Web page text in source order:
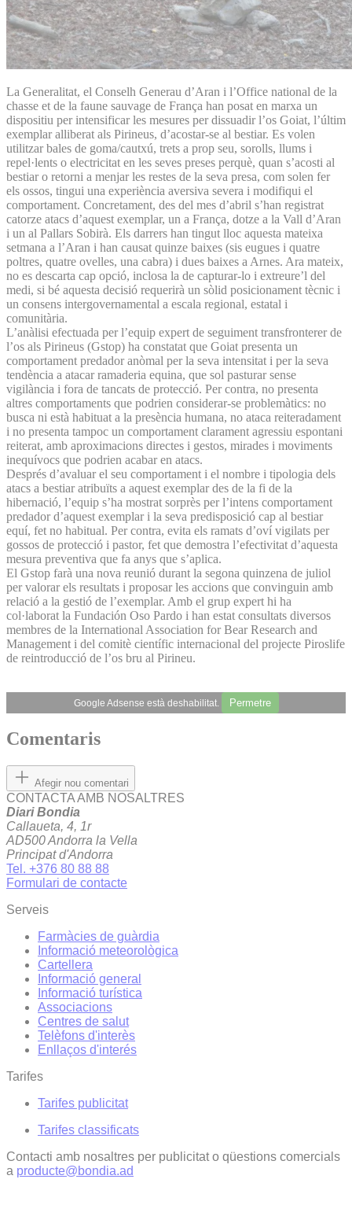
La Generalitat, el Conselh Generau d’Aran i l’Office national de la
chasse et de la faune sauvage de França han posat en marxa un
dispositiu per intensificar les mesures per dissuadir l’os Goiat, l’últim
exemplar alliberat als Pirineus, d’acostar-se al bestiar. Es volen
utilitzar bales de goma/cautxú, trets a prop seu, sorolls, llums i
repel·lents o electricitat en les seves preses perquè, quan s’acosti al
bestiar o retorni a menjar les restes de la seva presa, com solen fer
els ossos, tingui una experiència aversiva severa i modifiqui el
comportament. Concretament, des del mes d’abril s’han registrat
catorze atacs d’aquest exemplar, un a França, dotze a la Vall d’Aran
i un al Pallars Sobirà. Els darrers han tingut lloc aquesta mateixa
setmana a l’Aran i han causat quinze baixes (sis eugues i quatre
poltres, quatre ovelles, una cabra) i dues baixes a Arnes. Ara mateix,
no es descarta cap opció, inclosa la de capturar-lo i extreure’l del
medi, si bé aquesta decisió requerirà un sòlid posicionament tècnic i
un consens intergovernamental a escala regional, estatal i
comunitària.
L’anàlisi efectuada per l’equip expert de seguiment transfronterer de
l’os als Pirineus (Gstop) ha constatat que Goiat presenta un
comportament predador anòmal per la seva intensitat i per la seva
tendència a atacar ramaderia equina, que sol pasturar sense
vigilància i fora de tancats de protecció. Per contra, no presenta
altres comportaments que podrien considerar-se problemàtics: no
busca ni està habituat a la presència humana, no ataca reiteradament
i no presenta tampoc un comportament clarament agressiu espontani
reiterat, amb aproximacions directes i gestos, mirades i moviments
inequívocs que podrien acabar en atacs.
Després d’avaluar el seu comportament i el nombre i tipologia dels
atacs a bestiar atribuïts a aquest exemplar des de la fi de la
hibernació, l’equip s’ha mostrat sorprès per l’intens comportament
predador d’aquest exemplar i la seva predisposició cap al bestiar
equí, fet no habitual. Per contra, evita els ramats d’oví vigilats per
gossos de protecció i pastor, fet que demostra l’efectivitat d’aquesta
mesura preventiva que fa anys que s’aplica.
El Gstop farà una nova reunió durant la segona quinzena de juliol
per valorar els resultats i proposar les accions que convinguin amb
relació a la gestió de l’exemplar. Amb el grup expert hi ha
col·laborat la Fundación Oso Pardo i han estat consultats diversos
membres de la International Association for Bear Research and
Management i del comitè científic internacional del projecte Piroslife
de reintroducció de l’os bru al Pirineu.
Google Adsense està deshabilitat. Permetre
Comentaris
Afegir nou comentari
CONTACTA AMB NOSALTRES
Diari Bondia
Callaueta, 4, 1r
AD500 Andorra la Vella
Principat d'Andorra
Tel. +376 80 88 88
Formulari de contacte
Serveis
Farmàcies de guàrdia
Informació meteorològica
Cartellera
Informació general
Informació turística
Associacions
Centres de salut
Telèfons d'interès
Enllaços d'interés
Tarifes
Tarifes publicitat
Tarifes classificats
Contacti amb nosaltres per publicitat o qüestions comercials
a producte@bondia.ad